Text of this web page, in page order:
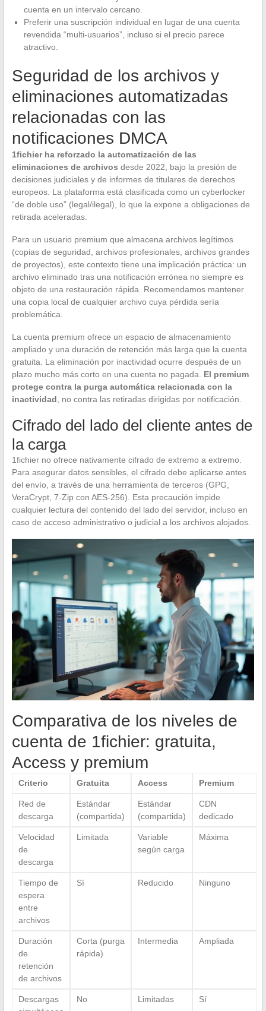
cuenta en un intervalo cercano.
Preferir una suscripción individual en lugar de una cuenta
revendida “multi-usuarios”, incluso si el precio parece
atractivo.
Seguridad de los archivos y
eliminaciones automatizadas
relacionadas con las
notificaciones DMCA
1fichier ha reforzado la automatización de las
eliminaciones de archivos desde 2022, bajo la presión de
decisiones judiciales y de informes de titulares de derechos
europeos. La plataforma está clasificada como un cyberlocker
“de doble uso” (legal/ilegal), lo que la expone a obligaciones de
retirada aceleradas.
Para un usuario premium que almacena archivos legítimos
(copias de seguridad, archivos profesionales, archivos grandes
de proyectos), este contexto tiene una implicación práctica: un
archivo eliminado tras una notificación errónea no siempre es
objeto de una restauración rápida. Recomendamos mantener
una copia local de cualquier archivo cuya pérdida sería
problemática.
La cuenta premium ofrece un espacio de almacenamiento
ampliado y una duración de retención más larga que la cuenta
gratuita. La eliminación por inactividad ocurre después de un
plazo mucho más corto en una cuenta no pagada. El premium
protege contra la purga automática relacionada con la
inactividad , no contra las retiradas dirigidas por notificación.
Cifrado del lado del cliente antes de
la carga
1fichier no ofrece nativamente cifrado de extremo a extremo.
Para asegurar datos sensibles, el cifrado debe aplicarse antes
del envío, a través de una herramienta de terceros (GPG,
VeraCrypt, 7-Zip con AES-256). Esta precaución impide
cualquier lectura del contenido del lado del servidor, incluso en
caso de acceso administrativo o judicial a los archivos alojados.
Comparativa de los niveles de
cuenta de 1fichier: gratuita,
Access y premium
Criterio Gratuita Access Premium
Red de
descarga
Estándar
(compartida)
Estándar
(compartida)
CDN
dedicado
Velocidad
de
descarga
Limitada
Variable
según carga
Máxima
Tiempo de
espera
entre
archivos
Sí Reducido Ninguno
Duración
de
retención
de archivos
Corta (purga
rápida)
Intermedia Ampliada
Descargas
No Limitadas Sí